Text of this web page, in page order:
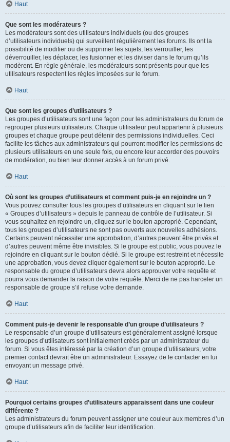
Haut
Que sont les modérateurs ?
Les modérateurs sont des utilisateurs individuels (ou des groupes
d’utilisateurs individuels) qui surveillent régulièrement les forums. Ils ont la
possibilité de modifier ou de supprimer les sujets, les verrouiller, les
déverrouiller, les déplacer, les fusionner et les diviser dans le forum qu’ils
modèrent. En règle générale, les modérateurs sont présents pour que les
utilisateurs respectent les règles imposées sur le forum.
Haut
Que sont les groupes d’utilisateurs ?
Les groupes d’utilisateurs sont une façon pour les administrateurs du forum de
regrouper plusieurs utilisateurs. Chaque utilisateur peut appartenir à plusieurs
groupes et chaque groupe peut détenir des permissions individuelles. Ceci
facilite les tâches aux administrateurs qui pourront modifier les permissions de
plusieurs utilisateurs en une seule fois, ou encore leur accorder des pouvoirs
de modération, ou bien leur donner accès à un forum privé.
Haut
Où sont les groupes d’utilisateurs et comment puis-je en rejoindre un ?
Vous pouvez consulter tous les groupes d’utilisateurs en cliquant sur le lien
« Groupes d’utilisateurs » depuis le panneau de contrôle de l’utilisateur. Si
vous souhaitez en rejoindre un, cliquez sur le bouton approprié. Cependant,
tous les groupes d’utilisateurs ne sont pas ouverts aux nouvelles adhésions.
Certains peuvent nécessiter une approbation, d’autres peuvent être privés et
d’autres peuvent même être invisibles. Si le groupe est public, vous pouvez le
rejoindre en cliquant sur le bouton dédié. Si le groupe est restreint et nécessite
une approbation, vous devez cliquer également sur le bouton approprié. Le
responsable du groupe d’utilisateurs devra alors approuver votre requête et
pourra vous demander la raison de votre requête. Merci de ne pas harceler un
responsable de groupe s’il refuse votre demande.
Haut
Comment puis-je devenir le responsable d’un groupe d’utilisateurs ?
Le responsable d’un groupe d’utilisateurs est généralement assigné lorsque
les groupes d’utilisateurs sont initialement créés par un administrateur du
forum. Si vous êtes intéressé par la création d’un groupe d’utilisateurs, votre
premier contact devrait être un administrateur. Essayez de le contacter en lui
envoyant un message privé.
Haut
Pourquoi certains groupes d’utilisateurs apparaissent dans une couleur
différente ?
Les administrateurs du forum peuvent assigner une couleur aux membres d’un
groupe d’utilisateurs afin de faciliter leur identification.